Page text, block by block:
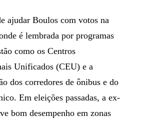
ajudar Boulos com votos na
é lembrada por programas
como os Centros
Unificados (CEU) e a
dos corredores de ônibus e do
Em eleições passadas, a ex-
bom desempenho em zonas